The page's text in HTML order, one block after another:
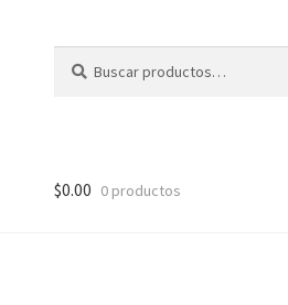
por:
$0.00 0 productos